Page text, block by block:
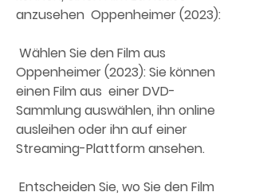
anzusehen  Oppenheimer (2023):
Oppenheimer (2023): Sie können
einen Film aus  einer DVD-
Sammlung auswählen, ihn online
ausleihen oder ihn auf einer
Streaming-Plattform ansehen.